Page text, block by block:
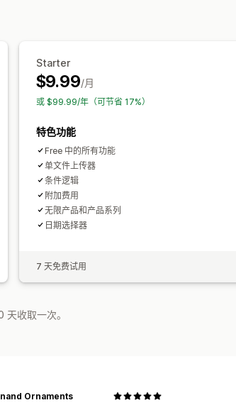
Starter
$9.99/月
或 $99.99/年（可节省 17%）
特色功能
Free 中的所有功能
单文件上传器
条件逻辑
附加费用
无限产品和产品系列
日期选择器
7 天免费试用
收取一次。
Ornaments